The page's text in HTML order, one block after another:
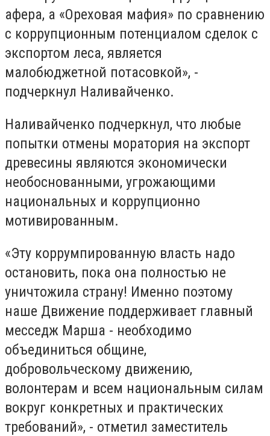
афера, а «Ореховая мафия» по сравнению
с коррупционным потенциалом сделок с
экспортом леса, является
малобюджетной потасовкой», -
подчеркнул Наливайченко.
Наливайченко подчеркнул, что любые
попытки отмены моратория на экспорт
древесины являются экономически
необоснованными, угрожающими
национальных и коррупционно
мотивированным.
«Эту коррумпированную власть надо
остановить, пока она полностью не
уничтожила страну! Именно поэтому
наше Движение поддерживает главный
месседж Марша - необходимо
объединиться общине,
добровольческому движению,
волонтерам и всем национальным силам
вокруг конкретных и практических
требований», - отметил заместитель